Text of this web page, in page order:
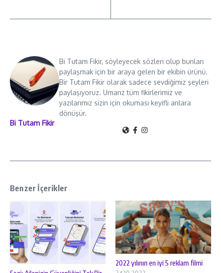
Bi Tutam Fikir
Bi Tutam Fikir, söyleyecek sözleri olup bunları
paylaşmak için bir araya gelen bir ekibin ürünü.
Bir Tutam Fikir olarak sadece sevdiğimiz şeyleri
paylaşıyoruz. Umarız tüm fikirlerimiz ve
yazılarımız sizin için okuması keyifli anlara
dönüşür.
Benzer İçerikler
2022 yılının en iyi 5 reklam filmi